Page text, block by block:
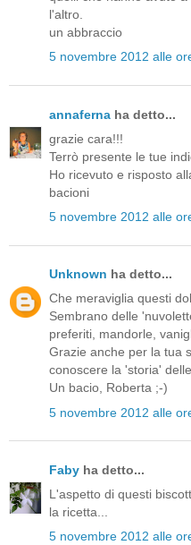
l'altro.
un abbraccio
5 novembre 2012 alle
annaferna ha detto...
grazie cara!!!
Terrò presente le tue
Ho ricevuto e risposto
bacioni
5 novembre 2012 alle
Unknown ha detto...
Che meraviglia questi
Sembrano delle
preferiti, mandorle,
Grazie anche per la tua
conoscere la 'storia'
Un bacio, Roberta ;-)
5 novembre 2012 alle
Faby ha detto...
L'aspetto di questi
la ricetta...
5 novembre 2012 alle